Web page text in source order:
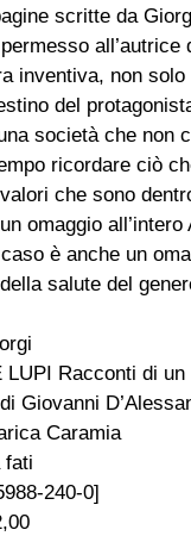
scritte da
all’autrice
inventiva, non solo
del
società che non
ricordare ciò
che sono
omaggio
è anche un
salute del
LUPI Racconti di
Giovanni
Caramia
fati
240-0]